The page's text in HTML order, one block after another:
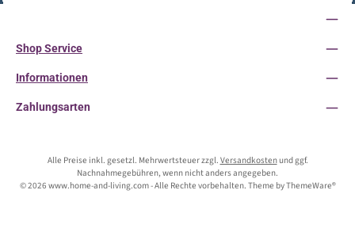
Shop Service
Informationen
Zahlungsarten
Alle Preise inkl. gesetzl. Mehrwertsteuer zzgl. Versandkostenund ggf.
Nachnahmegebühren, wenn nicht anders angegeben.
© 2026 www.home-and-living.com - Alle Rechte vorbehalten. Theme byThemeWare®